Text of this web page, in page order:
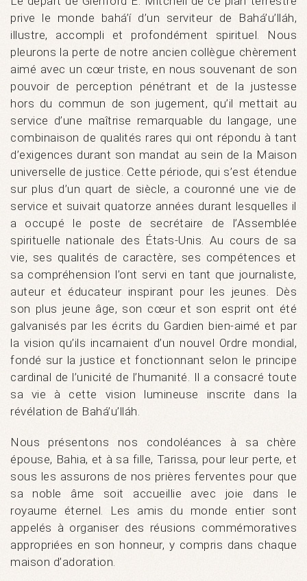
prive le monde bahá’í d’un serviteur de Bahá’u’lláh,
illustre, accompli et profondément spirituel. Nous
pleurons la perte de notre ancien collègue chèrement
aimé avec un cœur triste, en nous souvenant de son
pouvoir de perception pénétrant et de la justesse
hors du commun de son jugement, qu’il mettait au
service d’une maîtrise remarquable du langage, une
combinaison de qualités rares qui ont répondu à tant
d’exigences durant son mandat au sein de la Maison
universelle de justice. Cette période, qui s’est étendue
sur plus d’un quart de siècle, a couronné une vie de
service et suivait quatorze années durant lesquelles il
a occupé le poste de secrétaire de l’Assemblée
spirituelle nationale des États-Unis. Au cours de sa
vie, ses qualités de caractère, ses compétences et
sa compréhension l’ont servi en tant que journaliste,
auteur et éducateur inspirant pour les jeunes. Dès
son plus jeune âge, son cœur et son esprit ont été
galvanisés par les écrits du Gardien bien-aimé et par
la vision qu’ils incarnaient d’un nouvel Ordre mondial,
fondé sur la justice et fonctionnant selon le principe
cardinal de l’unicité de l’humanité. Il a consacré toute
sa vie à cette vision lumineuse inscrite dans la
révélation de Bahá’u’lláh.
Nous présentons nos condoléances à sa chère
épouse, Bahia, et à sa fille, Tarissa, pour leur perte, et
sous les assurons de nos prières ferventes pour que
sa noble âme soit accueillie avec joie dans le
royaume éternel. Les amis du monde entier sont
appelés à organiser des réusions commémoratives
appropriées en son honneur, y compris dans chaque
maison d’adoration.